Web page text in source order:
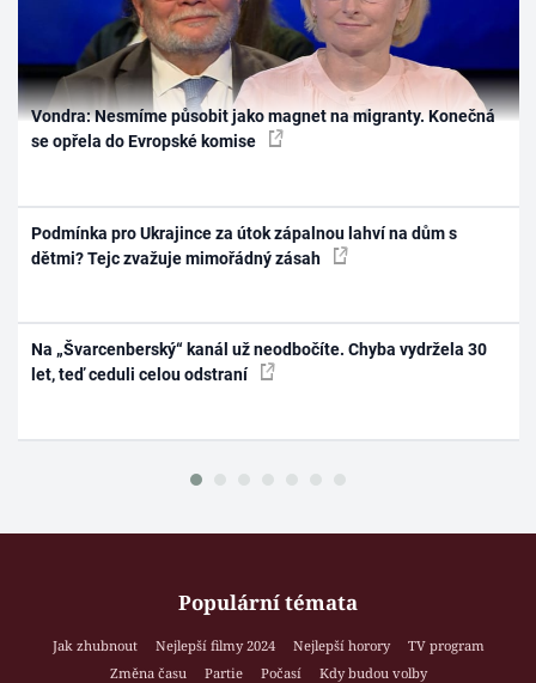
Vondra: Nesmíme působit jako magnet na migranty. Konečná
se opřela do Evropské komise
Podmínka pro Ukrajince za útok zápalnou lahví na dům s
dětmi? Tejc zvažuje mimořádný zásah
Na „Švarcenberský“ kanál už neodbočíte. Chyba vydržela 30
let, teď ceduli celou odstraní
Populární témata
Jak zhubnout Nejlepší filmy 2024 Nejlepší horory
TV program
Změna času
Partie Počasí
Kdy budou volby